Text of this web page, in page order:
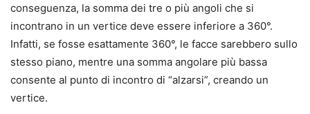
conseguenza, la somma dei tre o più angoli che si
incontrano in un vertice deve essere inferiore a 360°.
Infatti, se fosse esattamente 360°, le facce sarebbero sullo
stesso piano, mentre una somma angolare più bassa
consente al punto di incontro di “alzarsi”, creando un
vertice.